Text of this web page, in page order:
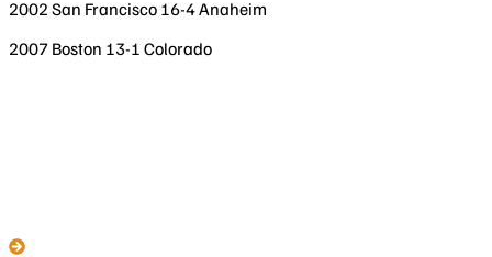
2002 San Francisco 16-4 Anaheim
2007 Boston 13-1 Colorado